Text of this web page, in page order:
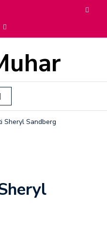
Sheryl Sandberg